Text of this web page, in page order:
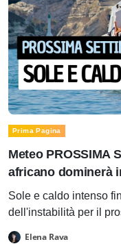
Prima Pagina
Meteo PROSSIMA
africano dominerà
Sole e caldo intenso
dell'instabilità per il
Elena Rava